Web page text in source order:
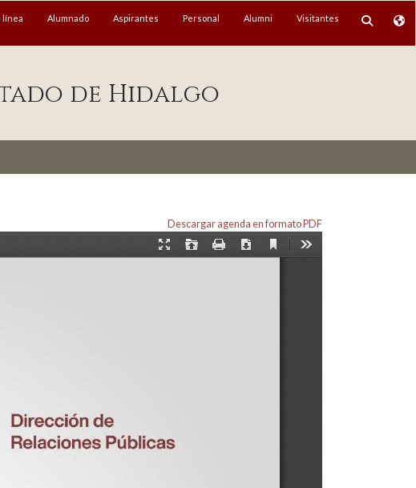
línea Alumnado Aspirantes Personal Alumni Visitantes
de Hidalgo
Descargar agenda en formato PDF